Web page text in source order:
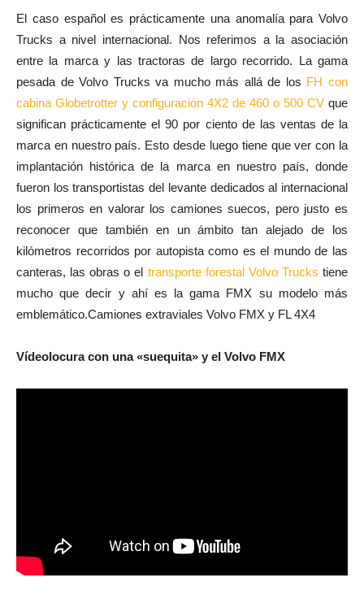
El caso español es prácticamente una anomalía para Volvo
Trucks a nivel internacional. Nos referimos a la asociación
entre la marca y las tractoras de largo recorrido. La gama
pesada de Volvo Trucks va mucho más allá de los FH con
cabina Globetrotter y configuración 4X2 de 460 o 500 CV que
significan prácticamente el 90 por ciento de las ventas de la
marca en nuestro país. Esto desde luego tiene que ver con la
implantación histórica de la marca en nuestro país, donde
fueron los transportistas del levante dedicados al internacional
los primeros en valorar los camiones suecos, pero justo es
reconocer que también en un ámbito tan alejado de los
kilómetros recorridos por autopista como es el mundo de las
canteras, las obras o el transporte forestal Volvo Trucks tiene
mucho que decir y ahí es la gama FMX su modelo más
emblemático.Camiones extraviales Volvo FMX y FL 4X4
Vídeolocura con una «suequita» y el Volvo FMX